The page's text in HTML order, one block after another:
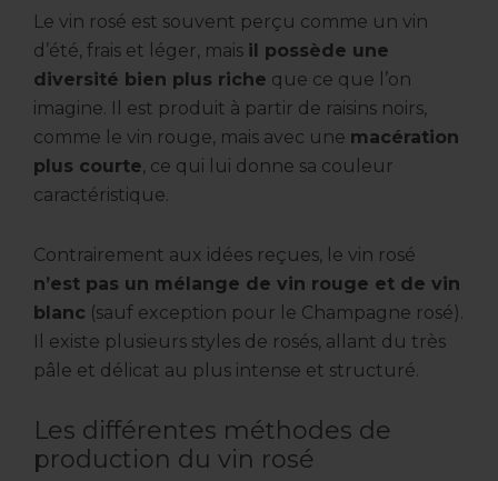
Le vin rosé est souvent perçu comme un vin
d’été, frais et léger, mais il possède une
diversité bien plus riche que ce que l’on
imagine. Il est produit à partir de raisins noirs,
comme le vin rouge, mais avec une macération
plus courte, ce qui lui donne sa couleur
caractéristique.
Contrairement aux idées reçues, le vin rosé
n’est pas un mélange de vin rouge et de vin
blanc (sauf exception pour le Champagne rosé).
Il existe plusieurs styles de rosés, allant du très
pâle et délicat au plus intense et structuré.
Les différentes méthodes de
production du vin rosé